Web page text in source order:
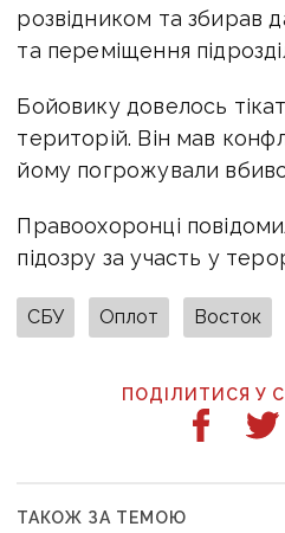
розвідником та збирав
та переміщення
Бойовику довелось
територій. Він мав
йому погрожували
Правоохоронці
підозру за участь у
СБУ Оплот Восток
ПОДІЛИТИСЯ У
ТАКОЖ ЗА ТЕМОЮ